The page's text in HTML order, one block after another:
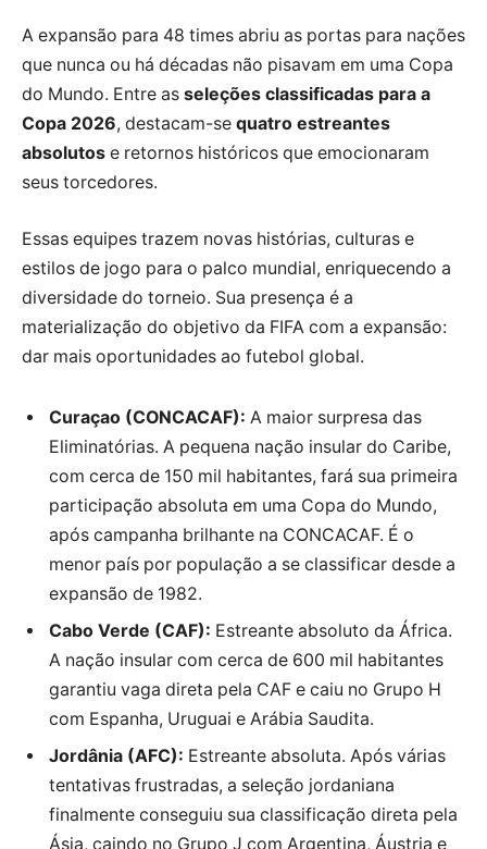
A expansão para 48 times abriu as portas para nações
que nunca ou há décadas não pisavam em uma Copa
do Mundo. Entre as seleções classificadas para a
Copa 2026, destacam-se quatro estreantes
absolutos e retornos históricos que emocionaram
seus torcedores.
Essas equipes trazem novas histórias, culturas e
estilos de jogo para o palco mundial, enriquecendo a
diversidade do torneio. Sua presença é a
materialização do objetivo da FIFA com a expansão:
dar mais oportunidades ao futebol global.
Curaçao (CONCACAF): A maior surpresa das
Eliminatórias. A pequena nação insular do Caribe,
com cerca de 150 mil habitantes, fará sua primeira
participação absoluta em uma Copa do Mundo,
após campanha brilhante na CONCACAF. É o
menor país por população a se classificar desde a
expansão de 1982.
Cabo Verde (CAF): Estreante absoluto da África.
A nação insular com cerca de 600 mil habitantes
garantiu vaga direta pela CAF e caiu no Grupo H
com Espanha, Uruguai e Arábia Saudita.
Jordânia (AFC): Estreante absoluta. Após várias
tentativas frustradas, a seleção jordaniana
finalmente conseguiu sua classificação direta pela
Ásia, caindo no Grupo J com Argentina, Áustria e